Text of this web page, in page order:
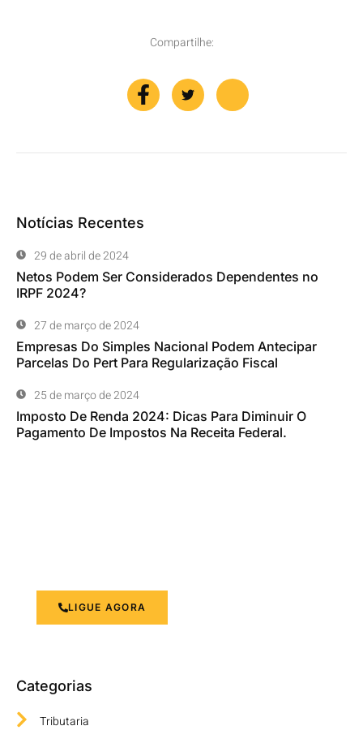
Compartilhe:
Notícias Recentes
29 de abril de 2024
Netos Podem Ser Considerados Dependentes no
IRPF 2024?
27 de março de 2024
Empresas Do Simples Nacional Podem Antecipar
Parcelas Do Pert Para Regularização Fiscal
25 de março de 2024
Imposto De Renda 2024: Dicas Para Diminuir O
Pagamento De Impostos Na Receita Federal.
LIGUE AGORA
Categorias
Tributaria